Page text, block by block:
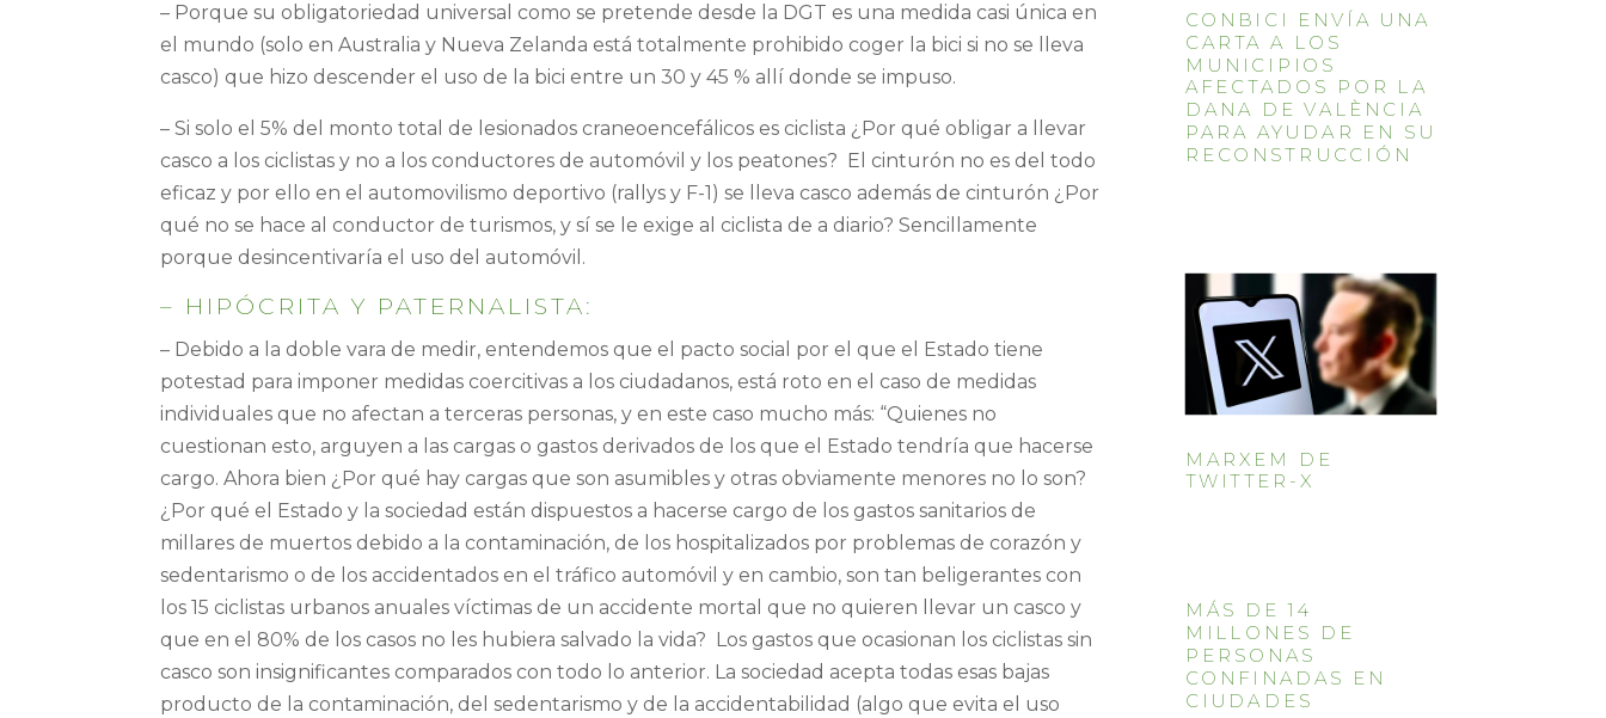
– Porque su obligatoriedad universal como se pretende desde la DGT es una medida casi única en
el mundo (solo en Australia y Nueva Zelanda está totalmente prohibido coger la bici si no se lleva
casco) que hizo descender el uso de la bici entre un 30 y 45 % allí donde se impuso.
– Si solo el 5% del monto total de lesionados craneoencefálicos es ciclista ¿Por qué obligar a llevar
casco a los ciclistas y no a los conductores de automóvil y los peatones? El cinturón no es del todo
eficaz y por ello en el automovilismo deportivo (rallys y F-1) se lleva casco además de cinturón ¿Por
qué no se hace al conductor de turismos, y sí se le exige al ciclista de a diario? Sencillamente
porque desincentivaría el uso del automóvil.
– HIPÓCRITA Y PATERNALISTA:
– Debido a la doble vara de medir, entendemos que el pacto social por el que el Estado tiene
potestad para imponer medidas coercitivas a los ciudadanos, está roto en el caso de medidas
individuales que no afectan a terceras personas, y en este caso mucho más: “Quienes no
cuestionan esto, arguyen a las cargas o gastos derivados de los que el Estado tendría que hacerse
cargo. Ahora bien ¿Por qué hay cargas que son asumibles y otras obviamente menores no lo son?
¿Por qué el Estado y la sociedad están dispuestos a hacerse cargo de los gastos sanitarios de
millares de muertos debido a la contaminación, de los hospitalizados por problemas de corazón y
sedentarismo o de los accidentados en el tráfico automóvil y en cambio, son tan beligerantes con
los 15 ciclistas urbanos anuales víctimas de un accidente mortal que no quieren llevar un casco y
que en el 80% de los casos no les hubiera salvado la vida? Los gastos que ocasionan los ciclistas sin
casco son insignificantes comparados con todo lo anterior. La sociedad acepta todas esas bajas
producto de la contaminación, del sedentarismo y de la accidentabilidad (algo que evita el uso
CONBICI ENVÍA UNA
CARTA A LOS
MUNICIPIOS
AFECTADOS POR LA
DANA DE VALÈNCIA
PARA AYUDAR EN SU
RECONSTRUCCIÓN
MARXEM DE
TWITTER-X
MÁS DE 14
MILLONES DE
PERSONAS
CONFINADAS EN
CIUDADES